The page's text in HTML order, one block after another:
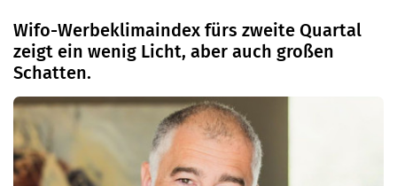
Wifo-Werbeklimaindex fürs zweite Quartal
zeigt ein wenig Licht, aber auch großen
Schatten.